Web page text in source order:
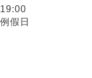
假日